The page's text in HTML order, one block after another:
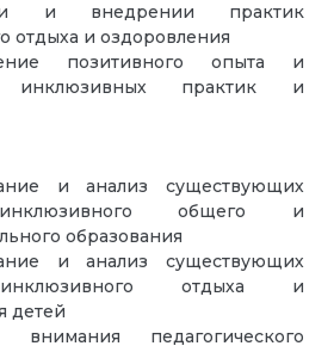
и внедрении практик
отдыха и оздоровления
позитивного опыта и
инклюзивных практик и
и анализ существующих
общего и
образования
и анализ существующих
отдыха и
детей
внимания педагогического